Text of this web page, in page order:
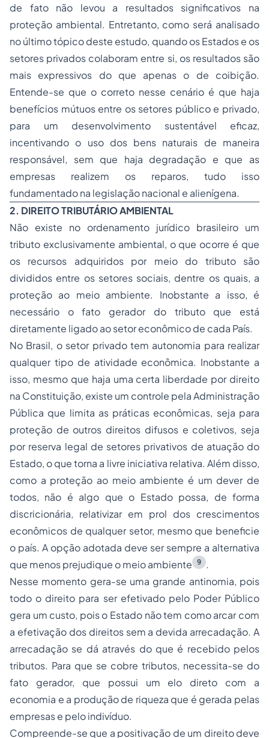
de fato não levou a resultados significativos na
proteção ambiental. Entretanto, como será analisado
no último tópico deste estudo, quando os Estados e os
setores privados colaboram entre si, os resultados são
mais expressivos do que apenas o de coibição.
Entende-se que o correto nesse cenário é que haja
benefícios mútuos entre os setores público e privado,
para um desenvolvimento sustentável eficaz,
incentivando o uso dos bens naturais de maneira
responsável, sem que haja degradação e que as
empresas realizem os reparos, tudo isso
fundamentado na legislação nacional e alienígena.
2. DIREITO TRIBUTÁRIO AMBIENTAL
Não existe no ordenamento jurídico brasileiro um
tributo exclusivamente ambiental, o que ocorre é que
os recursos adquiridos por meio do tributo são
divididos entre os setores sociais, dentre os quais, a
proteção ao meio ambiente. Inobstante a isso, é
necessário o fato gerador do tributo que está
diretamente ligado ao setor econômico de cada País.
No Brasil, o setor privado tem autonomia para realizar
qualquer tipo de atividade econômica. Inobstante a
isso, mesmo que haja uma certa liberdade por direito
na Constituição, existe um controle pela Administração
Pública que limita as práticas econômicas, seja para
proteção de outros direitos difusos e coletivos, seja
por reserva legal de setores privativos de atuação do
Estado, o que torna a livre iniciativa relativa. Além disso,
como a proteção ao meio ambiente é um dever de
todos, não é algo que o Estado possa, de forma
discricionária, relativizar em prol dos crescimentos
econômicos de qualquer setor, mesmo que beneficie
o país. A opção adotada deve ser sempre a alternativa
que menos prejudique o meio ambiente
9
.
Nesse momento gera-se uma grande antinomia, pois
todo o direito para ser efetivado pelo Poder Público
gera um custo, pois o Estado não tem como arcar com
a efetivação dos direitos sem a devida arrecadação. A
arrecadação se dá através do que é recebido pelos
tributos. Para que se cobre tributos, necessita-se do
fato gerador, que possui um elo direto com a
economia e a produção de riqueza que é gerada pelas
empresas e pelo indivíduo.
Compreende-se que a positivação de um direito deve